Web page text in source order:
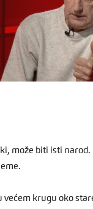
može biti isti narod.
većem krugu oko